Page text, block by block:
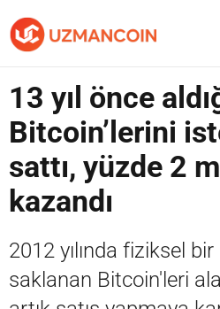
Soru Sor
Contact / İletişim
13 yıl önce
Bitcoin’lerini
sattı, yüzde 2
kazandı
2012 yılında fiziksel
saklanan Bitcoin'leri